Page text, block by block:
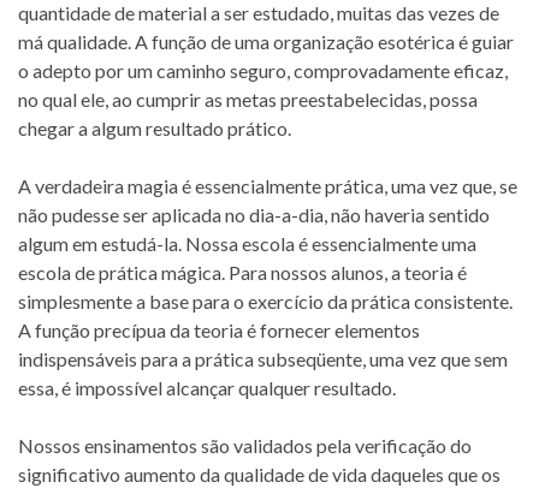
quantidade de material a ser estudado, muitas das vezes de
má qualidade. A função de uma organização esotérica é guiar
o adepto por um caminho seguro, comprovadamente eficaz,
no qual ele, ao cumprir as metas preestabelecidas, possa
chegar a algum resultado prático.
A verdadeira magia é essencialmente prática, uma vez que, se
não pudesse ser aplicada no dia-a-dia, não haveria sentido
algum em estudá-la. Nossa escola é essencialmente uma
escola de prática mágica. Para nossos alunos, a teoria é
simplesmente a base para o exercício da prática consistente.
A função precípua da teoria é fornecer elementos
indispensáveis para a prática subseqüente, uma vez que sem
essa, é impossível alcançar qualquer resultado.
Nossos ensinamentos são validados pela verificação do
significativo aumento da qualidade de vida daqueles que os